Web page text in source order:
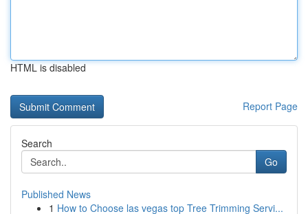
HTML is disabled
Report Page
Search
Go
Published News
1 How to Choose las vegas top Tree Trimming Servi...